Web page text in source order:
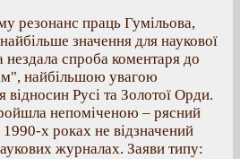
резонанс праць Гумільова,
значення для наукової
нездала спроба коментаря до
найбільшою увагою
відносин Русі та Золотої Орди.
непоміченою – рясний
1990-х роках не відзначений
журналах. Заяви типу: